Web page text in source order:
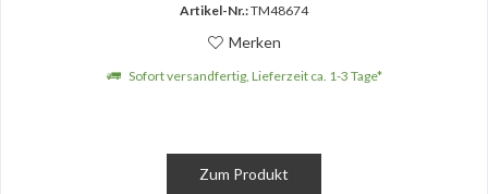
Artikel-Nr.:TM48674
Merken
Sofort versandfertig, Lieferzeit ca. 1-3 Tage*
Zum Produkt